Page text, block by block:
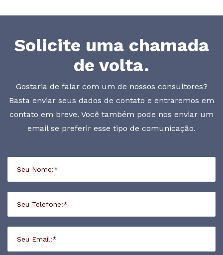
Solicite uma chamada
de volta.
Gostaria de falar com um de nossos consultores?
Basta enviar seus dados de contato e entraremos em
contato em breve. Você também pode nos enviar um
email se preferir esse tipo de comunicação.